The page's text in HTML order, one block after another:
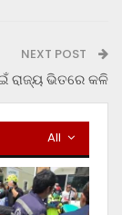
NEXT POST
ରାଜ୍ୟ ଭିତରେ କଳି
All